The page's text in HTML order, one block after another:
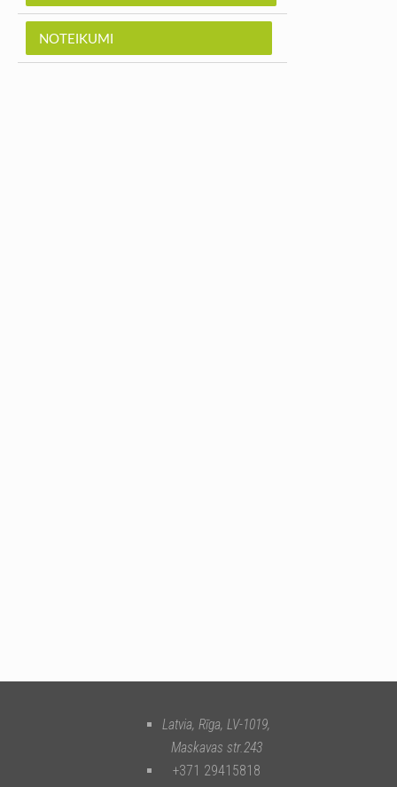
NOTEIKUMI
Latvia, Rīga, LV-1019,
Maskavas str.243
+371 29415818